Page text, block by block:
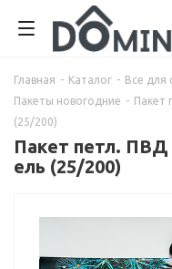
Главная - Каталог - Все для
Пакеты новогодние - Пакет
(25/200)
Пакет петл. ПВД
ель (25/200)